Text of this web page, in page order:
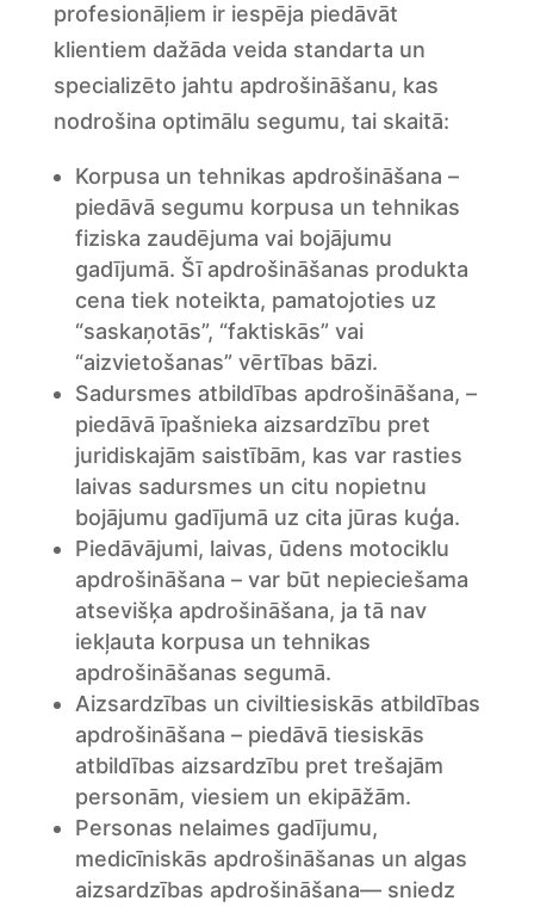
profesionāļiem ir iespēja piedāvāt
klientiem dažāda veida standarta un
specializēto jahtu apdrošināšanu, kas
nodrošina optimālu segumu, tai skaitā:
Korpusa un tehnikas apdrošināšana –
piedāvā segumu korpusa un tehnikas
fiziska zaudējuma vai bojājumu
gadījumā. Šī apdrošināšanas produkta
cena tiek noteikta, pamatojoties uz
“saskaņotās”, “faktiskās” vai
“aizvietošanas” vērtības bāzi.
Sadursmes atbildības apdrošināšana, –
piedāvā īpašnieka aizsardzību pret
juridiskajām saistībām, kas var rasties
laivas sadursmes un citu nopietnu
bojājumu gadījumā uz cita jūras kuģa.
Piedāvājumi, laivas, ūdens motociklu
apdrošināšana – var būt nepieciešama
atsevišķa apdrošināšana, ja tā nav
iekļauta korpusa un tehnikas
apdrošināšanas segumā.
Aizsardzības un civiltiesiskās atbildības
apdrošināšana – piedāvā tiesiskās
atbildības aizsardzību pret trešajām
personām, viesiem un ekipāžām.
Personas nelaimes gadījumu,
medicīniskās apdrošināšanas un algas
aizsardzības apdrošināšana— sniedz